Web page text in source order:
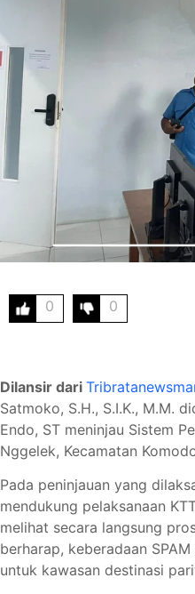
0 0
Dilansir dari
Satmoko, S.H., S.I.K., M.M.
Endo, ST meninjau Sistem
Nggelek, Kecamatan
Pada peninjauan yang
mendukung pelaksanaan
melihat secara langsung
berharap, keberadaan
untuk kawasan destinasi